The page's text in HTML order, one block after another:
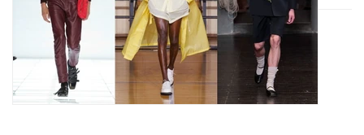
く、アルゴリズムそのものでもある。だからこそ、一
部のブランドはまったく別の場所を探し始めたのかも
しれない。とはいえ、半年で消えそうな『Instagram』
代替アプリの話ではない。ここでの主役は
『
OnlyFans （オンリーファンズ）』だ。